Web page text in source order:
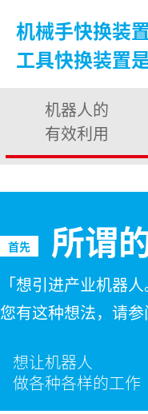
机械手快换装置
工具快换装置
机器人的
有效利用
机械式机械手快换装置
首先 所谓
「想引进产业机器
您有这种想法，请参
想让机器人
做各种各样的工作